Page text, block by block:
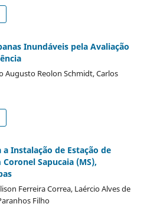
Inundáveis pela Avaliação
Augusto Reolon Schmidt, Carlos
Instalação de Estação de
Sapucaia (MS),
Ferreira Correa, Laércio Alves de
Filho